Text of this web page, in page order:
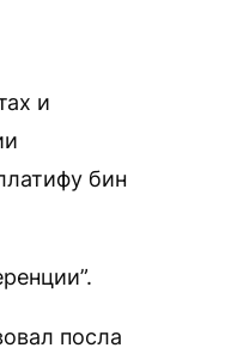
и
бин
посла